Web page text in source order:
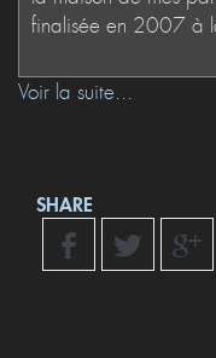
Voir la suite...
SHARE